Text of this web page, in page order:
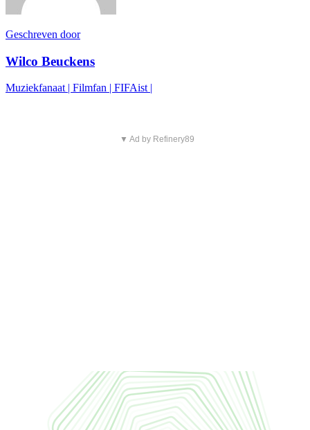
Geschreven door
Wilco Beuckens
Muziekfanaat | Filmfan | FIFAist |
▼ Ad by Refinery89